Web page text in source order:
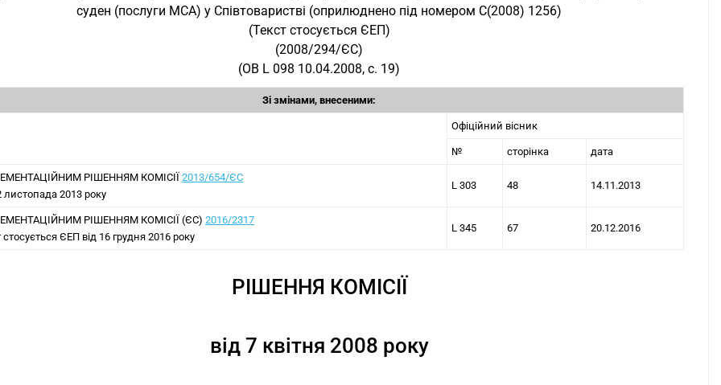
суден (послуги MCA) у Співтоваристві (оприлюднено під номером C(2008) 1256)
(Текст стосується ЄЕП)
(2008/294/ЄС)
(OB L 098 10.04.2008, с. 19)
Зі змінами, внесеними:
Офіційний вісник
№ сторінка дата
РІШЕННЯМ КОМІСІЇ 2013/654/ЄС
листопада 2013 року
L 303 48 14.11.2013
РІШЕННЯМ КОМІСІЇ (ЄС) 2016/2317
стосується ЄЕП від 16 грудня 2016 року
L 345 67 20.12.2016
РІШЕННЯ КОМІСІЇ
від 7 квітня 2008 року